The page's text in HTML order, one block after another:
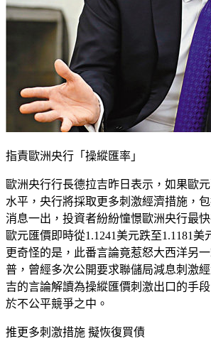
指責歐洲央行「操縱匯率」
歐洲央行行長德拉吉昨日表示，如果歐
水平，央行將採取更多刺激經濟措施，
消息一出，投資者紛紛憧憬歐洲央行最
歐元匯價即時從1.1241美元跌至1.1181
更奇怪的是，此番言論竟惹怒大西洋另
普，曾經多次公開要求聯儲局減息刺激
吉的言論解讀為操縱匯價刺激出口的手
於不公平競爭之中。
推更多刺激措施 擬恢復買債